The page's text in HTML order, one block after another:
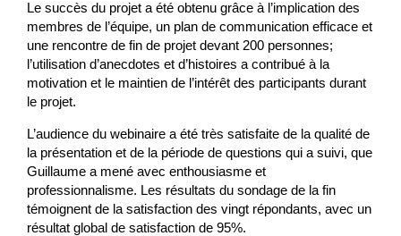
Le succès du projet a été obtenu grâce à l’implication des
membres de l’équipe, un plan de communication efficace et
une rencontre de fin de projet devant 200 personnes;
l’utilisation d’anecdotes et d’histoires a contribué à la
motivation et le maintien de l’intérêt des participants durant
le projet.
L’audience du webinaire a été très satisfaite de la qualité de
la présentation et de la période de questions qui a suivi, que
Guillaume a mené avec enthousiasme et
professionnalisme. Les résultats du sondage de la fin
témoignent de la satisfaction des vingt répondants, avec un
résultat global de satisfaction de 95%.